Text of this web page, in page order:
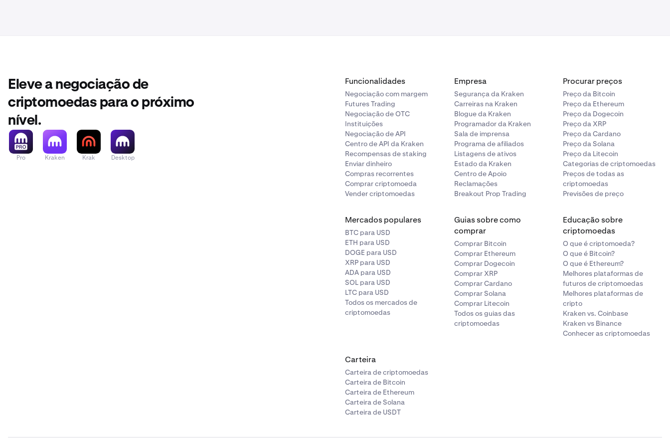
Eleve a negociação de
criptomoedas para o próximo
nível.
Pro Kraken Krak Desktop
Funcionalidades
Negociação com margem
Futures Trading
Negociação de OTC
Instituições
Negociação de API
Centro de API da Kraken
Recompensas de staking
Enviar dinheiro
Compras recorrentes
Comprar criptomoeda
Vender criptomoedas
Empresa
Segurança da Kraken
Carreiras na Kraken
Blogue da Kraken
Programador da Kraken
Sala de imprensa
Programa de afiliados
Listagens de ativos
Estado da Kraken
Centro de Apoio
Reclamações
Breakout Prop Trading
Procurar preços
Preço da Bitcoin
Preço da Ethereum
Preço da Dogecoin
Preço da XRP
Preço da Cardano
Preço da Solana
Preço da Litecoin
Categorias de criptomoedas
Preços de todas as
criptomoedas
Previsões de preço
Mercados populares
BTC para USD
ETH para USD
DOGE para USD
XRP para USD
ADA para USD
SOL para USD
LTC para USD
Todos os mercados de
criptomoedas
Guias sobre como
comprar
Comprar Bitcoin
Comprar Ethereum
Comprar Dogecoin
Comprar XRP
Comprar Cardano
Comprar Solana
Comprar Litecoin
Todos os guias das
criptomoedas
Educação sobre
criptomoedas
O que é criptomoeda?
O que é Bitcoin?
O que é Ethereum?
Melhores plataformas de
futuros de criptomoedas
Melhores plataformas de
cripto
Kraken vs. Coinbase
Kraken vs Binance
Conhecer as criptomoedas
Carteira
Carteira de criptomoedas
Carteira de Bitcoin
Carteira de Ethereum
Carteira de Solana
Carteira de USDT